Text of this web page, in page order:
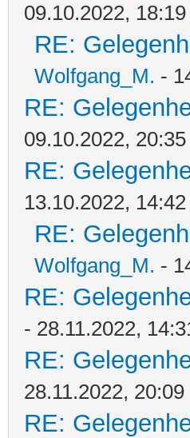
09.10.2022, 18:19
RE:
Wolfgang_M. -
RE:
09.10.2022, 20:35
RE:
13.10.2022, 14:42
RE:
Wolfgang_M. -
RE:
- 28.11.2022,
RE:
28.11.2022, 20:09
RE: